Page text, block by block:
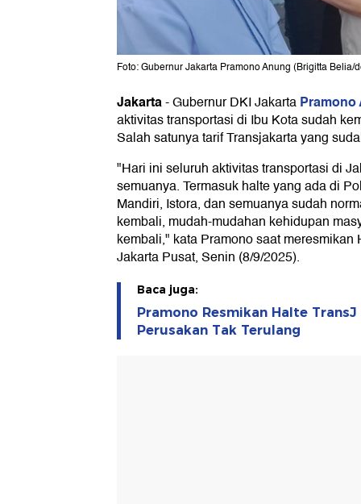
Foto: Gubernur Jakarta Pramono Anung (Brigitta Belia/
Jakarta-Gubernur DKI JakartaPramono
aktivitas transportasi di Ibu Kota sudah
Salah satunya tarif Transjakarta yang
"Hari ini seluruh aktivitas transportasi di
semuanya. Termasuk halte yang ada di
Mandiri, Istora, dan semuanya sudah
kembali, mudah-mudahan kehidupan
kembali," kata Pramono saat
Jakarta Pusat, Senin (8/9/2025).
Baca juga:
Pramono Resmikan Halte
Perusakan Tak Terulang